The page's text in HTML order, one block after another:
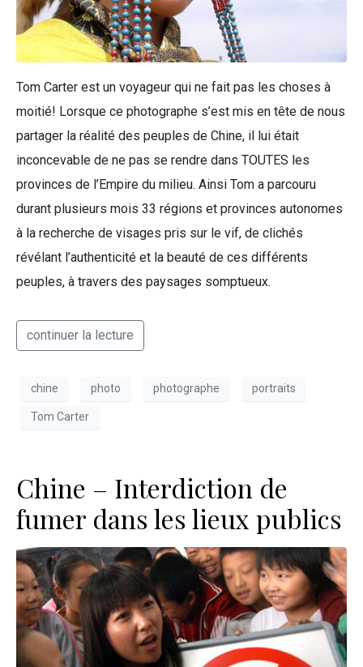
Tom Carter est un voyageur qui ne fait pas les choses à
moitié! Lorsque ce photographe s’est mis en tête de nous
partager la réalité des peuples de Chine, il lui était
inconcevable de ne pas se rendre dans TOUTES les
provinces de l’Empire du milieu. Ainsi Tom a parcouru
durant plusieurs mois 33 régions et provinces autonomes
à la recherche de visages pris sur le vif, de clichés
révélant l’authenticité et la beauté de ces différents
peuples, à travers des paysages somptueux.
continuer la lecture
chine photo photographe portraits
Tom Carter
Chine – Interdiction de
fumer dans les lieux publics